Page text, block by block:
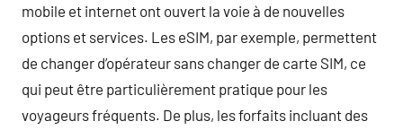
mobile et internet ont ouvert la voie à de nouvelles
options et services. Les eSIM, par exemple, permettent
de changer d’opérateur sans changer de carte SIM, ce
qui peut être particulièrement pratique pour les
voyageurs fréquents. De plus, les forfaits incluant des